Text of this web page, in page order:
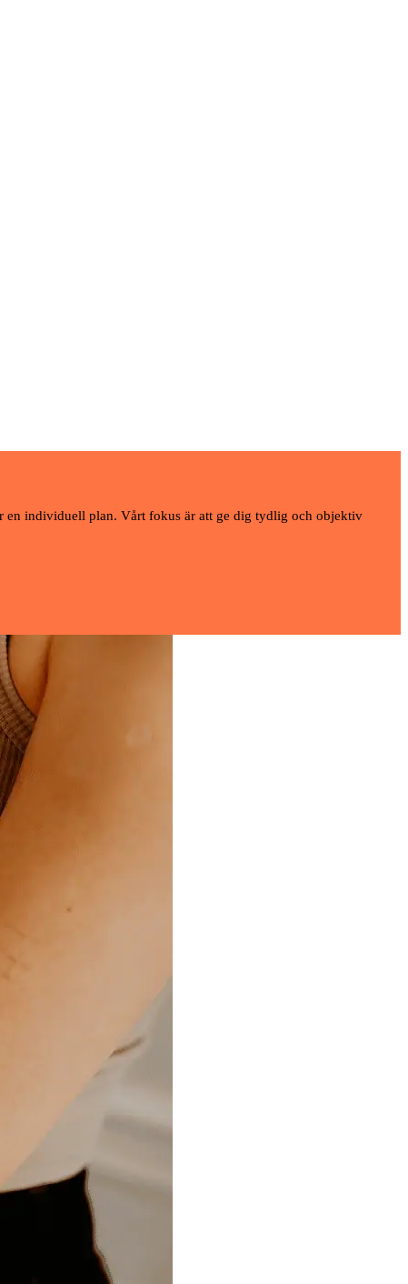
en individuell plan. Vårt fokus är att ge dig tydlig och objektiv